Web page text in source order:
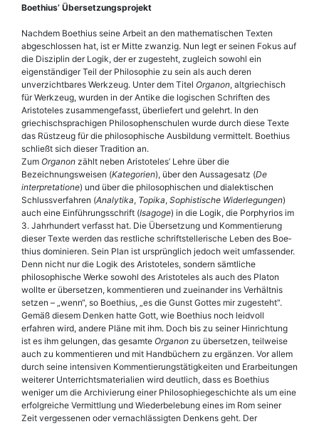
Boe­thius’ Übersetzungsprojekt
Nachdem Boe­thius seine Arbeit an den mathematischen Texten
abgeschlossen hat, ist er Mitte zwanzig. Nun legt er seinen Fokus auf
die Disziplin der Logik, der er zugesteht, zugleich sowohl ein
eigenständiger Teil der Philosophie zu sein als auch deren
unverzichtbares Werkzeug. Unter dem Titel Organon, altgriechisch
für Werkzeug, wurden in der Antike die logischen Schriften des
Aristoteles zusammengefasst, überliefert und gelehrt. In den
griechischsprachigen Philosophenschulen wurde durch diese Texte
das Rüstzeug für die philosophische Ausbildung vermittelt. Boe­thius
schließt sich dieser Tradition an.
Zum Organon zählt neben Aristoteles’ Lehre über die
Bezeichnungsweisen (Kategorien), über den Aussagesatz (De
interpretatione) und über die philosophischen und dialektischen
Schlussverfahren (Analytika, Topika, Sophistische Widerlegungen)
auch eine Einführungsschrift (Isagoge) in die Logik, die Porphyrios im
3. Jahrhundert verfasst hat. Die Übersetzung und Kommentierung
dieser Texte werden das restliche schriftstellerische Leben des Boe­
thius dominieren. Sein Plan ist ursprünglich jedoch weit umfassender.
Denn nicht nur die Logik des Aristoteles, sondern sämtliche
philosophische Werke sowohl des Aristoteles als auch des Platon
wollte er übersetzen, kommentieren und zueinander ins Verhältnis
setzen – „wenn“, so Boe­thius, „es die Gunst Gottes mir zugesteht“.
Gemäß diesem Denken hatte Gott, wie Boe­thius noch leidvoll
erfahren wird, andere Pläne mit ihm. Doch bis zu seiner Hinrichtung
ist es ihm gelungen, das gesamte Organon zu übersetzen, teilweise
auch zu kommentieren und mit Handbüchern zu ergänzen. Vor allem
durch seine intensiven Kommentierungstätigkeiten und Erarbeitungen
weiterer Unterrichtsmaterialien wird deutlich, dass es Boe­thius
weniger um die Archivierung einer Philosophiegeschichte als um eine
erfolgreiche Vermittlung und Wiederbelebung eines im Rom seiner
Zeit vergessenen oder vernachlässigten Denkens geht. Der